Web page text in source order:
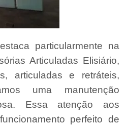
particularmente na
Articuladas Elisiário,
articuladas e retráteis,
uma manutenção
Essa atenção aos
perfeito de